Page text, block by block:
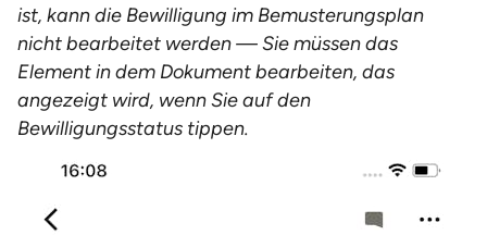
ist, kann die Bewilligung im Bemusterungsplan
nicht bearbeitet werden — Sie müssen das
Element in dem Dokument bearbeiten, das
angezeigt wird, wenn Sie auf den
Bewilligungsstatus tippen.